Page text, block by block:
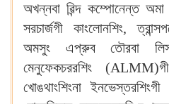
অখন্নবা ৱিন্দ কম্পোনেন্ত
সরচার্জগী কাংলোনশিং,
অমসুং এপ্রুব তৌরবা
মেনুফেকচররশিং
খোঙথাংশিংনা